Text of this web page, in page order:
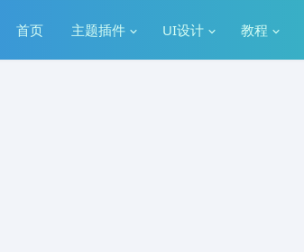
首页 主题插件 UI设计 教程